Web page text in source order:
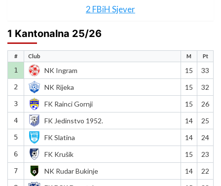
2 FBiH Sjever
1 Kantonalna 25/26
# Club M Pt
1 NK Ingram 15 33
2 NK Rijeka 15 32
3 FK Rainci Gornji 15 26
4 FK Jedinstvo 1952. 14 25
5 FK Slatina 14 24
6 FK Krušik 15 23
7 NK Rudar Bukinje 14 22